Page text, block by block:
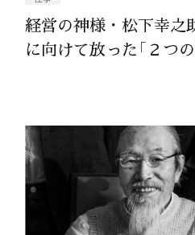
経営の神様・松下幸之
に向けて放った「２つの